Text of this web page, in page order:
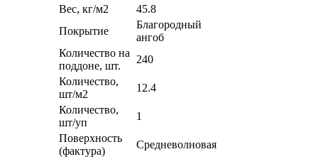
Вес, кг/м2
45.8
Покрытие
Благородный
ангоб
Количество на
поддоне, шт.
240
Количество,
шт/м2
12.4
Количество,
шт/уп
1
Поверхность
(фактура)
Средневолновая